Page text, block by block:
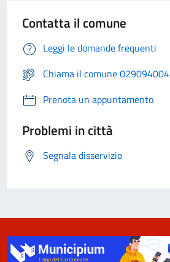
Contatta il comune
Leggi le domande frequenti
Chiama il comune 029094004
Prenota un appuntamento
Problemi in città
Segnala disservizio